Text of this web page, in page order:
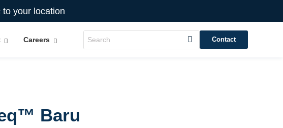
your location
Careers Contact
Baru